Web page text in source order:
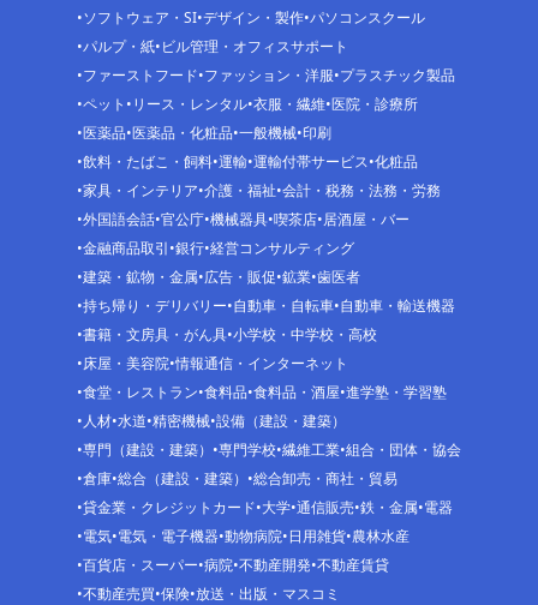
ソフトウェア・SI デザイン・製作 パソコンスクール
パルプ・紙 ビル管理・オフィスサポート
ファーストフード ファッション・洋服 プラスチック製品
ペット リース・レンタル 衣服・繊維 医院・診療所
医薬品 医薬品・化粧品 一般機械 印刷
飲料・たばこ・飼料 運輸 運輸付帯サービス 化粧品
家具・インテリア 介護・福祉 会計・税務・法務・労務
外国語会話 官公庁 機械器具 喫茶店 居酒屋・バー
金融商品取引 銀行 経営コンサルティング
建築・鉱物・金属 広告・販促 鉱業 歯医者
持ち帰り・デリバリー 自動車・自転車 自動車・輸送機器
書籍・文房具・がん具 小学校・中学校・高校
床屋・美容院 情報通信・インターネット
食堂・レストラン 食料品 食料品・酒屋 進学塾・学習塾
人材 水道 精密機械 設備（建設・建築）
専門（建設・建築）
専門学校 繊維工業 組合・団体・協会
倉庫 総合（建設・建築）
総合卸売・商社・貿易
貸金業・クレジットカード 大学 通信販売 鉄・金属 電器
電気 電気・電子機器 動物病院 日用雑貨 農林水産
百貨店・スーパー 病院 不動産開発 不動産賃貸
不動産売買 保険 放送・出版・マスコミ